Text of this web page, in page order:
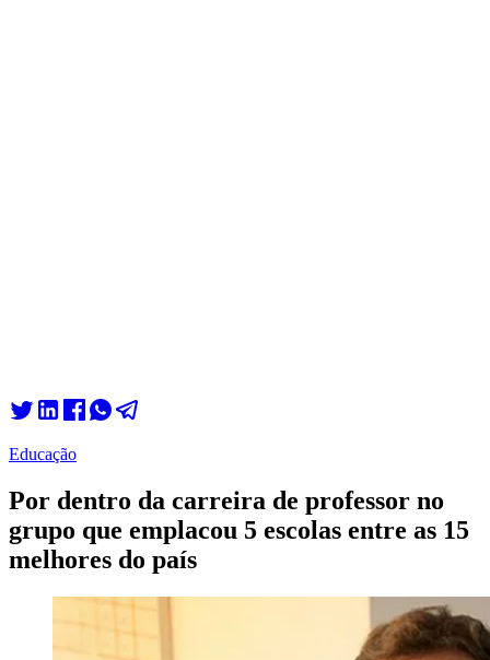
Educação
Por dentro da carreira de professor no
grupo que emplacou 5 escolas entre as 15
melhores do país